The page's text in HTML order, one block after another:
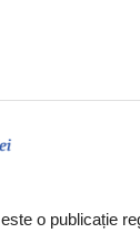
este o publicație